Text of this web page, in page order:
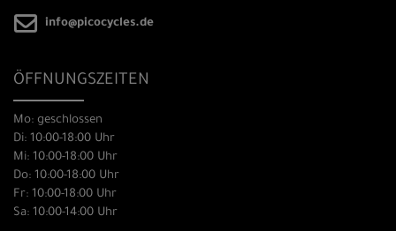
info@picocycles.de
ÖFFNUNGSZEITEN
Mo: geschlossen
Di: 10:00-18:00 Uhr
Mi: 10:00-18:00 Uhr
Do: 10:00-18:00 Uhr
Fr: 10:00-18:00 Uhr
Sa: 10:00-14:00 Uhr